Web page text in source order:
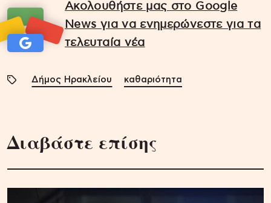
Ακολουθήστε μας στο Google
News για να ενημερώνεστε για τα
τελευταία νέα
Δήμος Ηρακλείου καθαριότητα
Διαβάστε επίσης